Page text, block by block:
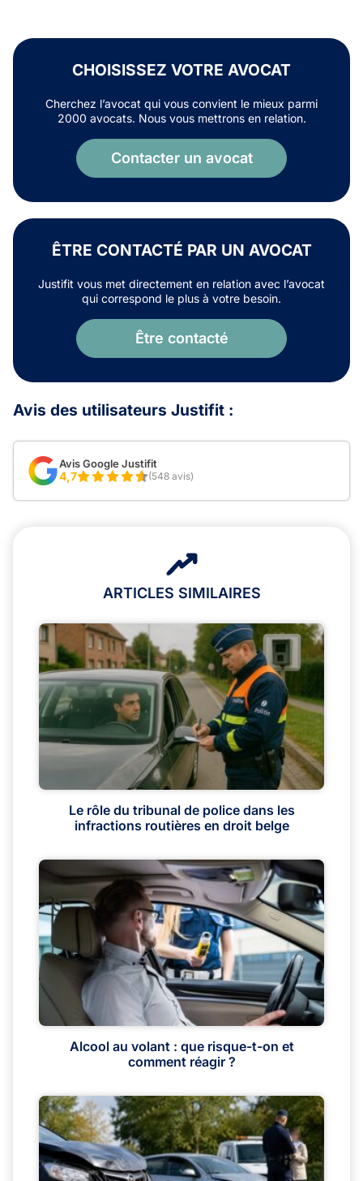
CHOISISSEZ VOTRE AVOCAT
Cherchez l’avocat qui vous convient le mieux parmi
2000 avocats. Nous vous mettrons en relation.
Contacter un avocat
ÊTRE CONTACTÉ PAR UN AVOCAT
Justifit vous met directement en relation avec l’avocat
qui correspond le plus à votre besoin.
Être contacté
Avis des utilisateurs Justifit :
Avis Google Justifit
4,7 (548 avis)
ARTICLES SIMILAIRES
Le rôle du tribunal de police dans les
infractions routières en droit belge
Alcool au volant : que risque-t-on et
comment réagir ?